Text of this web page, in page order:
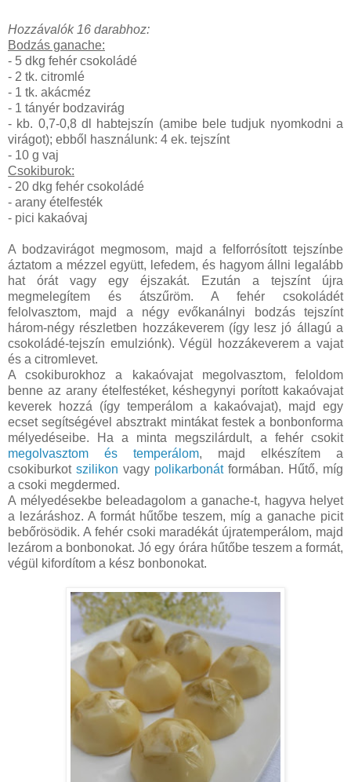
Hozzávalók 16 darabhoz:
Bodzás ganache:
- 5 dkg fehér csokoládé
- 2 tk. citromlé
- 1 tk. akácméz
- 1 tányér bodzavirág
- kb. 0,7-0,8 dl habtejszín (amibe bele tudjuk nyomkodni a
virágot); ebből használunk: 4 ek. tejszínt
- 10 g vaj
Csokiburok:
- 20 dkg fehér csokoládé
- arany ételfesték
- pici kakaóvaj
A bodzavirágot megmosom, majd a felforrósított tejszínbe
áztatom a mézzel együtt, lefedem, és hagyom állni legalább
hat órát vagy egy éjszakát. Ezután a tejszínt újra
megmelegítem és átszűröm. A fehér csokoládét
felolvasztom, majd a négy evőkanálnyi bodzás tejszínt
három-négy részletben hozzákeverem (így lesz jó állagú a
csokoládé-tejszín emulziónk). Végül hozzákeverem a vajat
és a citromlevet.
A csokiburokhoz a kakaóvajat megolvasztom, feloldom
benne az arany ételfestéket, késhegynyi porított kakaóvajat
keverek hozzá (így temperálom a kakaóvajat), majd egy
ecset segítségével absztrakt mintákat festek a bonbonforma
mélyedéseibe. Ha a minta megszilárdult, a fehér csokit
megolvasztom és temperálom, majd elkészítem a
csokiburkotszilikon vagy polikarbonátformában. Hűtő, míg
a csoki megdermed.
A mélyedésekbe beleadagolom a ganache-t, hagyva helyet
a lezáráshoz. A formát hűtőbe teszem, míg a ganache picit
bebőrösödik. A fehér csoki maradékát újratemperálom, majd
lezárom a bonbonokat. Jó egy órára hűtőbe teszem a formát,
végül kifordítom a kész bonbonokat.